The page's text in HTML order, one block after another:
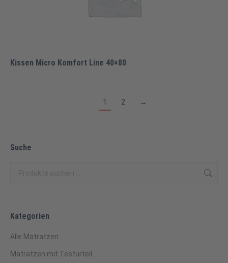
Kissen Micro Komfort Line 40×80
1 2 →
Suche
Kategorien
Alle Matratzen
Matratzen mit Testurteil